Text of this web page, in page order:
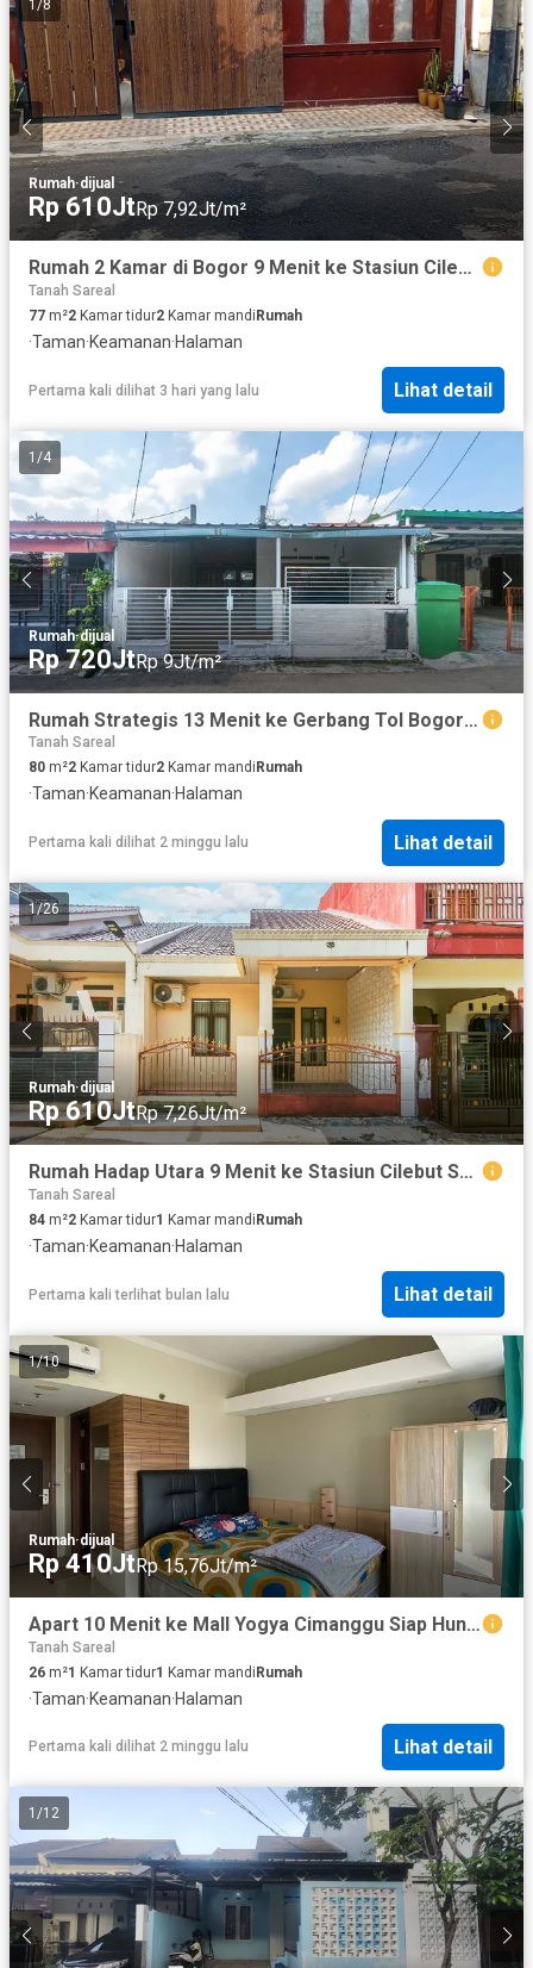
1 /8
Rumah·dijual
Rp 610JtRp 7,92Jt/m²
Rumah 2 Kamar di Bogor 9 Menit ke Stasiun Cilebut Siap Huni J-49443
Tanah Sareal
77 m²2 Kamar tidur2 Kamar mandiRumah
·Taman·Keamanan·Halaman
Pertama kali dilihat 3 hari yang lalu Lihat detail
1 /4
Rumah·dijual
Rp 720JtRp 9Jt/m²
Rumah Strategis 13 Menit ke Gerbang Tol Bogor 2 Hadap Utara J-36217
Tanah Sareal
80 m²2 Kamar tidur2 Kamar mandi Rumah
·Taman·Keamanan·Halaman
Pertama kali dilihat 2 minggu lalu Lihat detail
1/26
Rumah·dijual
Rp 610JtRp 7,26Jt/m²
Rumah Hadap Utara 9 Menit ke Stasiun Cilebut SHM Dibantu KPR J-38633
Tanah Sareal
84 m²2 Kamar tidur1 Kamar mandi Rumah
·Taman·Keamanan·Halaman
Pertama kali terlihat bulan lalu Lihat detail
1/10
Rumah·dijual
Rp 410JtRp 15,76Jt/m²
Apart 10 Menit ke Mall Yogya Cimanggu Siap Huni Dibantu KPR J-42980
Tanah Sareal
26 m²1 Kamar tidur1 Kamar mandiRumah
·Taman·Keamanan·Halaman
Pertama kali dilihat 2 minggu lalu Lihat detail
1 /12